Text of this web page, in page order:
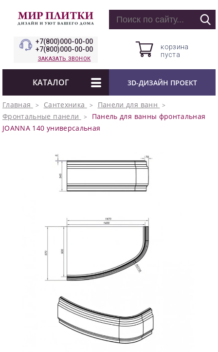
+7(800)000-00-00
+7(800)000-00-00
ЗАКАЗАТЬ ЗВОНОК
корзина
пуста
КАТАЛОГ 3D-ДИЗАЙН ПРОЕКТ
Главная Сантехника
Панели для ванн
Фронтальные панели
Панель для ванны фронтальная
JOANNA 140 универсальная